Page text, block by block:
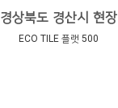
경상북도 경산시 현장
ECO TILE 플랫 500